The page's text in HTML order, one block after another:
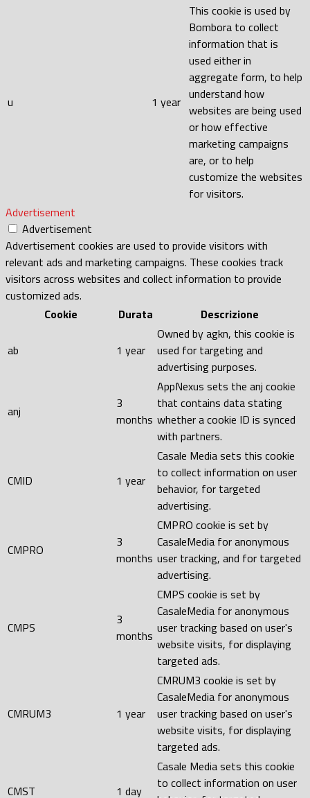
u 1 year
This cookie is used by
Bombora to collect
information that is
used either in
aggregate form, to help
understand how
websites are being used
or how effective
marketing campaigns
are, or to help
customize the websites
for visitors.
Advertisement
Advertisement
Advertisement cookies are used to provide visitors with
relevant ads and marketing campaigns. These cookies track
visitors across websites and collect information to provide
customized ads.
Cookie
Durata Descrizione
ab 1 year
Owned by agkn, this cookie is
used for targeting and
advertising purposes.
anj
3
months
AppNexus sets the anj cookie
that contains data stating
whether a cookie ID is synced
with partners.
CMID 1 year
Casale Media sets this cookie
to collect information on user
behavior, for targeted
advertising.
CMPRO
3
months
CMPRO cookie is set by
CasaleMedia for anonymous
user tracking, and for targeted
advertising.
CMPS
3
months
CMPS cookie is set by
CasaleMedia for anonymous
user tracking based on user's
website visits, for displaying
targeted ads.
CMRUM3 1 year
CMRUM3 cookie is set by
CasaleMedia for anonymous
user tracking based on user's
website visits, for displaying
targeted ads.
CMST 1 day
Casale Media sets this cookie
to collect information on user